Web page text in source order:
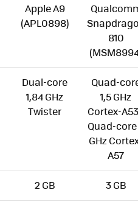
Apple A9
(APL0898)
810
Dual-core
1,84 GHz
Twister
Quad-
1,5 GHz
Cortex-
Quad-
GHz
A57
2 GB 3 GB